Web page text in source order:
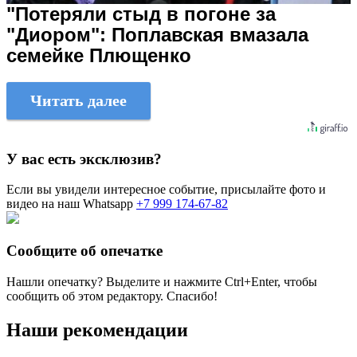
"Потеряли стыд в погоне за
"Диором": Поплавская вмазала
семейке Плющенко
Читать далее
У вас есть эксклюзив?
Если вы увидели интересное событие, присылайте фото и
видео на наш Whatsapp +7 999 174-67-82
Сообщите об опечатке
Нашли опечатку? Выделите и нажмите Ctrl+Enter, чтобы
сообщить об этом редактору. Спасибо!
Наши рекомендации